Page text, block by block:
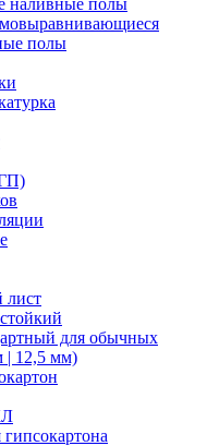
наливные полы
полы
лист
для обычных
| 12,5 мм)